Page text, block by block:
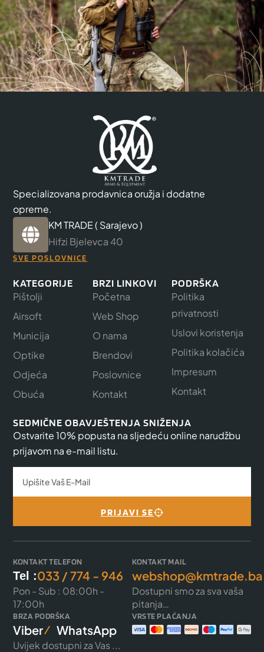
Specializovana prodavnica oružja i dodatne
opreme.
KM TRADE ( Sarajevo )
Hifzi Bjelevca 40
SVE POSLOVNICE
KATEGORIJE
Pištolji
Airsoft
Municija
Optike
Odjeća
Obuća
BRZI LINKOVI
Početna
Web Shop
O nama
Brendovi
Poslovnice
Kontakt
PODRŠKA
Politika
privatnosti
Uslovi koristenja
Politika kolačića
Impresum
Kontakt
SEDMIČNE OBAVJEŠTENJA SNIŽENJA
Ostvarite 10% popusta na sljedeću online narudžbu
prijavom na e-mail listu.
PRIJAVI SE
KONTAKT TELEFON
Tel :033 / 774 - 946
Pon - Sub : 08:00h -
17:00h
KONTAKT MAIL
webshop@kmtrade.ba
Dostupni smo za sva vaša
pitanja…
BRZA PODRŠKA
Viber WhatsApp
Uvijek dostupni za Vas ...
VRSTE PLAĆANJA